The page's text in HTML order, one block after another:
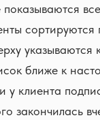
сортируются
указываются
ближе к
у клиента
закончилась